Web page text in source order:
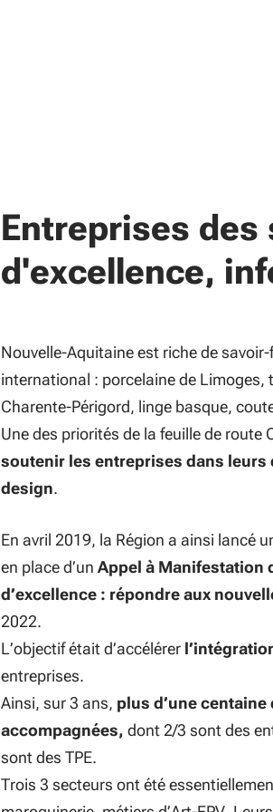
Entreprises
d'excellence,
Nouvelle-Aquitaine est riche de
international : porcelaine de Limoges,
Charente-Périgord, linge basque,
Une des priorités de la feuille de route
soutenir les entreprises dans leurs
design.
En avril 2019, la Région a ainsi lancé
en place d’un Appel à Manifestation
d’excellence : répondre aux
2022.
L’objectif était d’accélérer
entreprises.
Ainsi, sur 3 ans, plus d’une
accompagnées, dont 2/3 sont des
sont des TPE.
Trois 3 secteurs ont été